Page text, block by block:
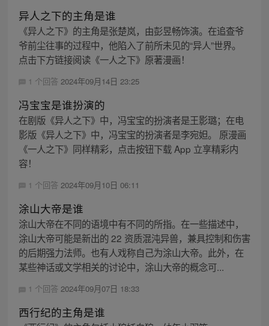
异人之下的主角是谁
《异人之下》的主角是张楚岚，由彭昱畅饰演。在追查爷
爷前尘往事的过程中，他陷入了前所未见的“异人”世界。
点击下方链接阅读《一人之下》原著漫画！
1 个回答 2024年09月14日 23:25
冯宝宝是谁扮演的
在剧版《异人之下》中，冯宝宝的扮演者是王影璐；在电
影版《异人之下》中，冯宝宝的扮演者是李宛妲。 原漫画
《一人之下》同样精彩，点击按钮下载 App 立享精彩内
容！
1 个回答 2024年09月10日 06:11
涂山大帝是谁
涂山大帝在不同的语境中有不同的所指。在一些描述中，
涂山大帝可能是新出的 22 资质混沌异兽，兼具控制和伤害
的后期强力法师。也有人戏称自己为涂山大帝。此外，在
某些神话或文学相关的讨论中，涂山大帝的概念可...
1 个回答 2024年09月07日 18:33
西行纪的主角是谁